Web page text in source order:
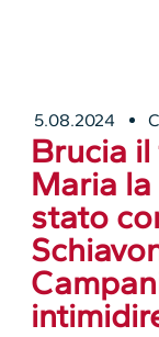
5.08.2024
Brucia
Maria la
stato